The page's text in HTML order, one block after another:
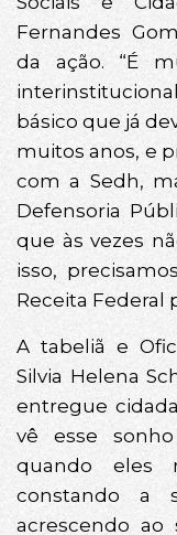
Fernandes
da ação. “É
básico que já
muitos anos, e
com a Sedh,
Defensoria
que às vezes
isso,
Receita Federal
A tabeliã e
Silvia Helena
entregue
vê esse
quando eles
constando a
acrescendo